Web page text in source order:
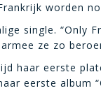
worden
single.
ze zo
haar eerste
eerste album